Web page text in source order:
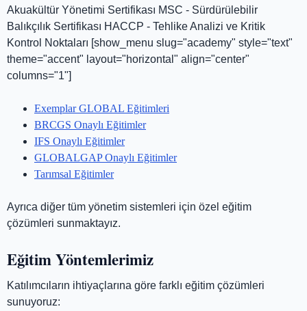
Akuakültür Yönetimi Sertifikası MSC - Sürdürülebilir
Balıkçılık Sertifikası HACCP - Tehlike Analizi ve Kritik
Kontrol Noktaları [show_menu slug="academy" style="text"
theme="accent" layout="horizontal" align="center"
columns="1"]
Exemplar GLOBAL Eğitimleri
BRCGS Onaylı Eğitimler
IFS Onaylı Eğitimler
GLOBALGAP Onaylı Eğitimler
Tarımsal Eğitimler
Ayrıca diğer tüm yönetim sistemleri için özel eğitim
çözümleri sunmaktayız.
Eğitim Yöntemlerimiz
Katılımcıların ihtiyaçlarına göre farklı eğitim çözümleri
sunuyoruz: